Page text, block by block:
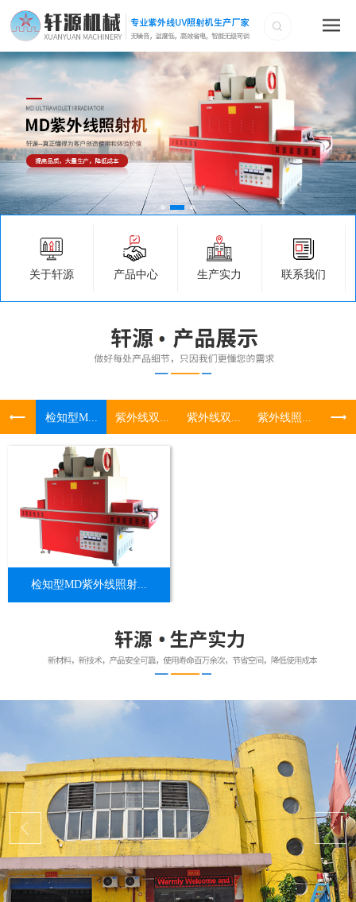
关于轩源 产品中心 生产实力 联系我们
检知型M... 紫外线双... 紫外线双... 紫外线照... UV
检知型MD紫外线照射...